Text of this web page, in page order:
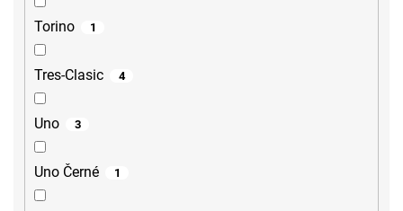
Torino 1
Tres-Clasic 4
Uno 3
Uno Černé 1